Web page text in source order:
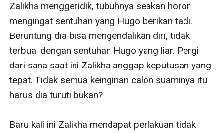
Zalikha menggeridik, tubuhnya seakan horor
mengingat sentuhan yang Hugo berikan tadi.
Beruntung dia bisa mengendalikan diri, tidak
terbuai dengan sentuhan Hugo yang liar. Pergi
dari sana saat ini Zalikha anggap keputusan yang
tepat. Tidak semua keinginan calon suaminya itu
harus dia turuti bukan?
Baru kali ini Zalikha mendapat perlakuan tidak